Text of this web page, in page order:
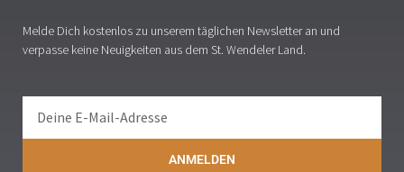
Melde Dich kostenlos zu unserem täglichen Newsletter an und
verpasse keine Neuigkeiten aus dem St. Wendeler Land.
ANMELDEN